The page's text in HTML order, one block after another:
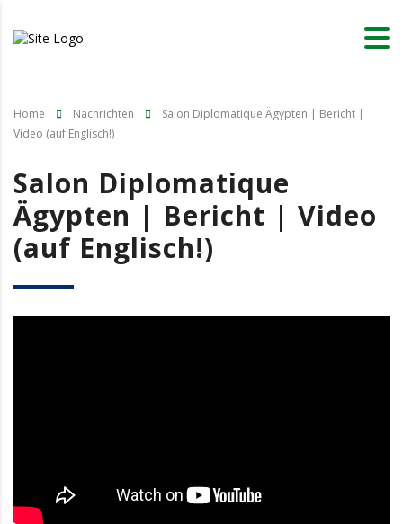
Home Nachrichten
Salon Diplomatique Ägypten | Bericht |
Video (auf Englisch!)
Salon Diplomatique
Ägypten | Bericht | Video
(auf Englisch!)